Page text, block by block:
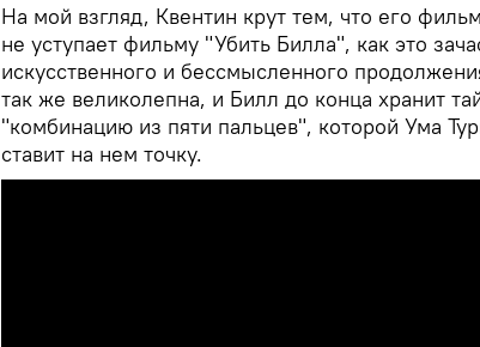
На мой взгляд, Квентин крут тем, что его
не уступает фильму "Убить Билла", как это
искусственного и бессмысленного
так же великолепна, и Билл до конца хранит
"комбинацию из пяти пальцев", которой Ума
ставит на нем точку.